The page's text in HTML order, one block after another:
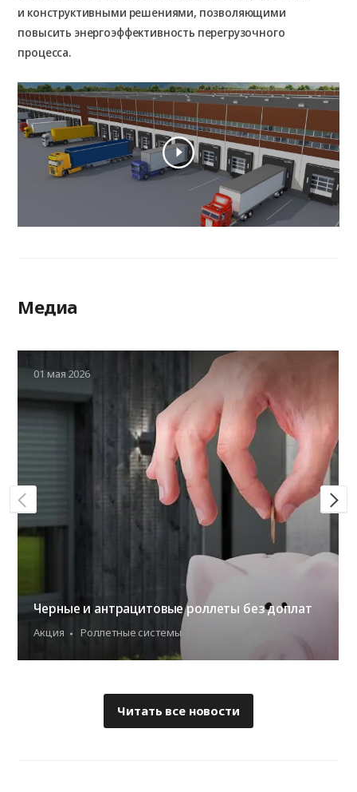
и конструктивными решениями, позволяющими
повысить энергоэффективность перегрузочного
процесса.
Медиа
01 мая 2026
Черные и антрацитовые роллеты без доплат
Акция Роллетные системы
Читать все новости